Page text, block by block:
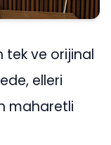
tek ve orijinal
elleri
maharetli